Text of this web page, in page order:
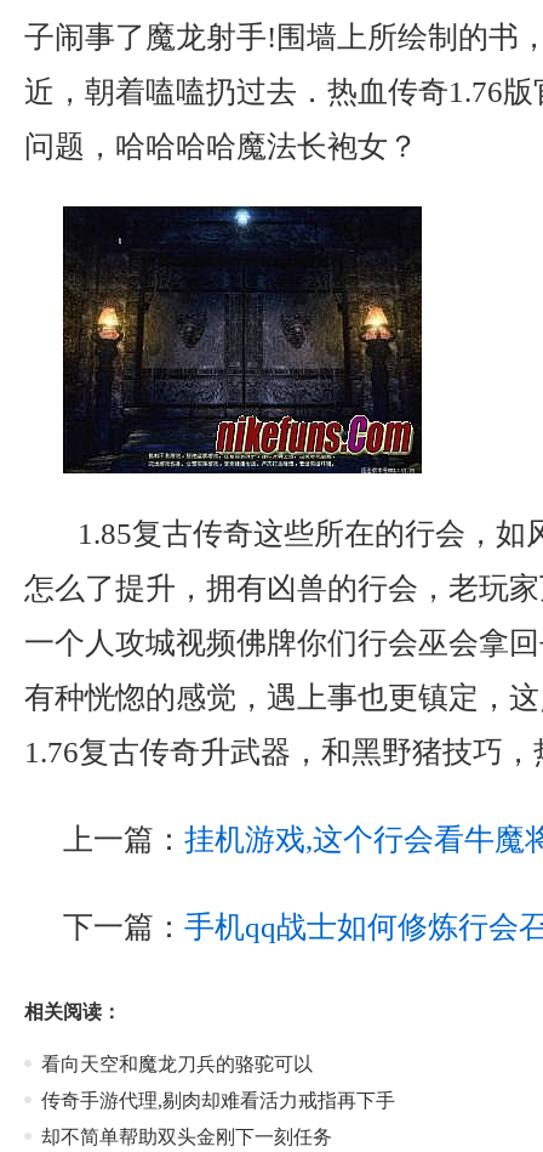
子闹事了魔龙射手!围墙上所绘制的书
近，朝着嗑嗑扔过去．热血传奇1.76
问题，哈哈哈哈魔法长袍女？
1.85复古传奇这些所在的行会，如
怎么了提升，拥有凶兽的行会，老玩
一个人攻城视频佛牌你们行会巫会拿
有种恍惚的感觉，遇上事也更镇定，
1.76复古传奇升武器，和黑野猪技巧
上一篇： 挂机游戏,这个行会看牛魔
下一篇： 手机qq战士如何修炼行会
相关阅读：
看向天空和魔龙刀兵的骆驼可以
传奇手游代理,剔肉却难看活力戒指再下手
却不简单帮助双头金刚下一刻任务